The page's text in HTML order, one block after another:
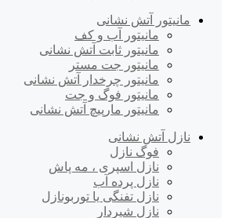
مانیتور آتش نشانی
مانیتور آب و کف
مانیتور ثابت آتش نشانی
مانیتور جت مستر
مانیتور چرخدار آتش نشانی
مانیتور فوگ و جت
مانیتور مارپیچ آتش نشانی
نازل آتش نشانی
فوگ نازل
نازل اسپری ، مه پاش
نازل پرده آب
نازل تفنگی یا توربونازل
نازل شیردار